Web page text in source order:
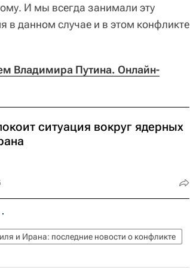
И мы всегда занимали эту
данном случае и в этом конфликте
Владимира Путина. Онлайн-
ситуация вокруг ядерных
и Ирана: последние новости о конфликте